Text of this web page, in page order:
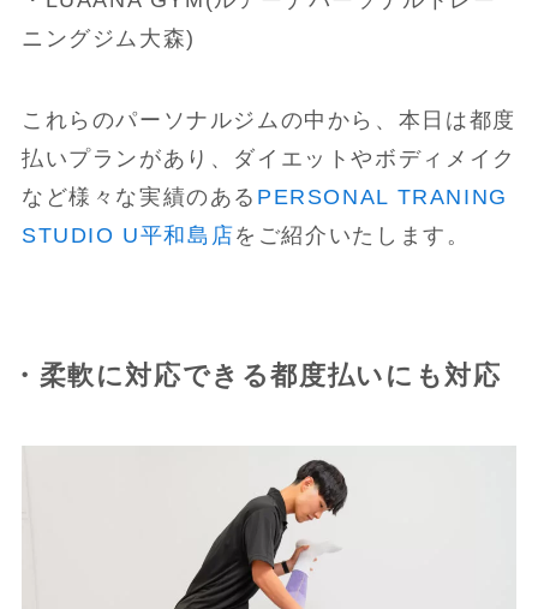
ニングジム大森)
これらのパーソナルジムの中から、本日は都度
払いプランがあり、ダイエットやボディメイク
など様々な実績のある PERSONAL TRANING
STUDIO U平和島店をご紹介いたします。
・柔軟に対応できる都度払いにも対応